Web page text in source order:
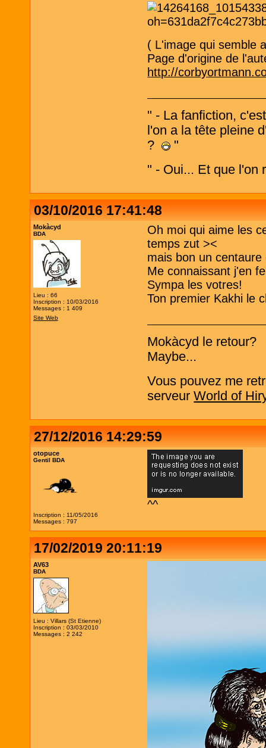
( L'image qui semble
Page d'origine de
http://
" - La fanfiction,
l'on a la tête pleine
?
"
" - Oui... Et que l'on
03/10/2016 17:41:48
Mokàcyd
BDA
Lieu : 66
Inscription : 10/03/2016
Messages : 1 409
Site Web
Oh moi qui aime les
temps zut ><
mais bon un centaure
Me connaissant j'en
Sympa les votres!
Ton premier Kakhi le
Mokàcyd le retour?
Maybe...
Vous pouvez me
serveurWorld of
27/12/2016 14:29:59
otopuce
Gentil BDA
Inscription : 11/05/2016
Messages : 797
^^
17/02/2019 20:11:19
AV63
BDA
Lieu : Villars (St Etienne)
Inscription : 03/03/2010
Messages : 2 242